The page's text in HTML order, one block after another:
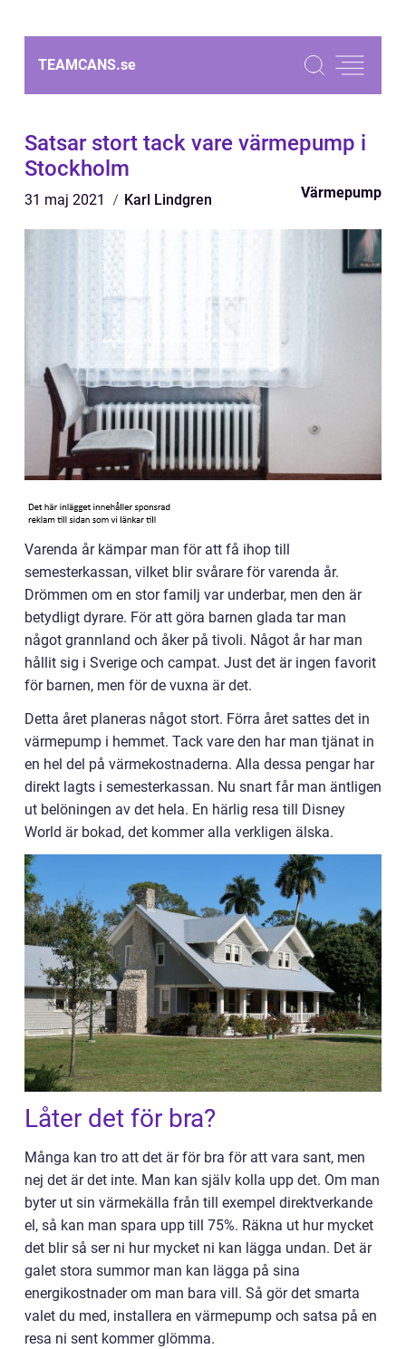
TEAMCANS.se
Satsar stort tack vare värmepump i
Stockholm
31 maj 2021 Karl Lindgren Värmepump
Varenda år kämpar man för att få ihop till
semesterkassan, vilket blir svårare för varenda år.
Drömmen om en stor familj var underbar, men den är
betydligt dyrare. För att göra barnen glada tar man
något grannland och åker på tivoli. Något år har man
hållit sig i Sverige och campat. Just det är ingen favorit
för barnen, men för de vuxna är det.
Detta året planeras något stort. Förra året sattes det in
värmepump i hemmet. Tack vare den har man tjänat in
en hel del på värmekostnaderna. Alla dessa pengar har
direkt lagts i semesterkassan. Nu snart får man äntligen
ut belöningen av det hela. En härlig resa till Disney
World är bokad, det kommer alla verkligen älska.
Låter det för bra?
Många kan tro att det är för bra för att vara sant, men
nej det är det inte. Man kan själv kolla upp det. Om man
byter ut sin värmekälla från till exempel direktverkande
el, så kan man spara upp till 75%. Räkna ut hur mycket
det blir så ser ni hur mycket ni kan lägga undan. Det är
galet stora summor man kan lägga på sina
energikostnader om man bara vill. Så gör det smarta
valet du med, installera en värmepump och satsa på en
resa ni sent kommer glömma.